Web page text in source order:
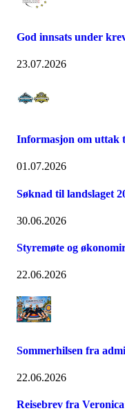
God innsats under
23.07.2026
Informasjon om uttak
01.07.2026
Søknad til landslaget
30.06.2026
Styremøte og
22.06.2026
Sommerhilsen fra
22.06.2026
Reisebrev fra